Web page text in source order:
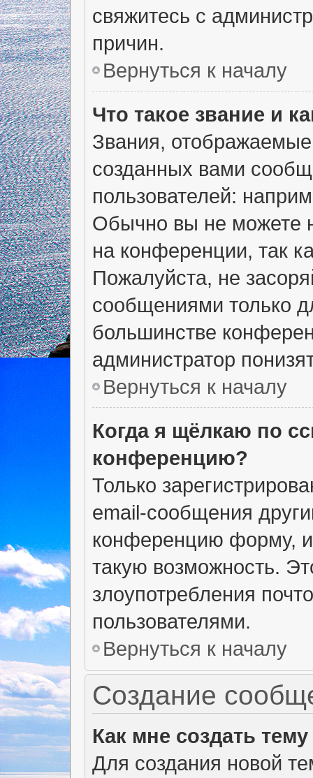
свяжитесь с
причин.
Вернуться к началу
Что такое звание и
Звания,
созданных вами
пользователей:
Обычно вы не можете
на конференции, так
Пожалуйста, не
сообщениями только
большинстве
администратор
Вернуться к началу
Когда я щёлкаю по
конференцию?
Только
email-сообщения
конференцию форму, и
такую возможность.
злоупотребления
пользователями.
Вернуться к началу
Создание
Как мне создать
Для создания новой